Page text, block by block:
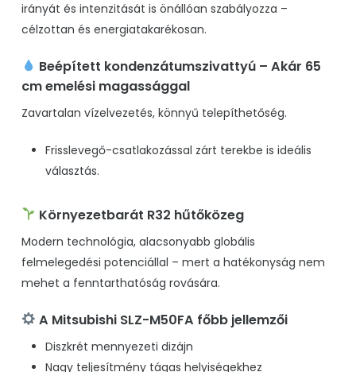
irányát és intenzitását is önállóan szabályozza –
célzottan és energiatakarékosan.
Beépített kondenzátumszivattyú – Akár 65
cm emelési magassággal
Zavartalan vízelvezetés, könnyű telepíthetőség.
Frisslevegő-csatlakozással zárt terekbe is ideális
választás.
Környezetbarát R32 hűtőközeg
Modern technológia, alacsonyabb globális
felmelegedési potenciállal – mert a hatékonyság nem
mehet a fenntarthatóság rovására.
A Mitsubishi SLZ-M50FA főbb jellemzői
Diszkrét mennyezeti dizájn
Nagy teljesítmény tágas helyiségekhez